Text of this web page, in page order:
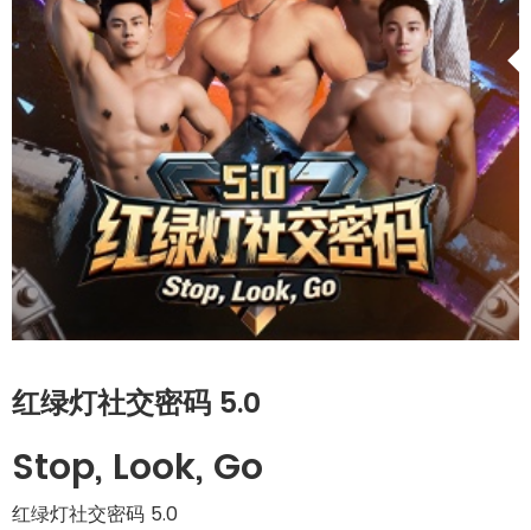
红绿灯社交密码 5.0
Stop, Look, Go
红绿灯社交密码 5.0